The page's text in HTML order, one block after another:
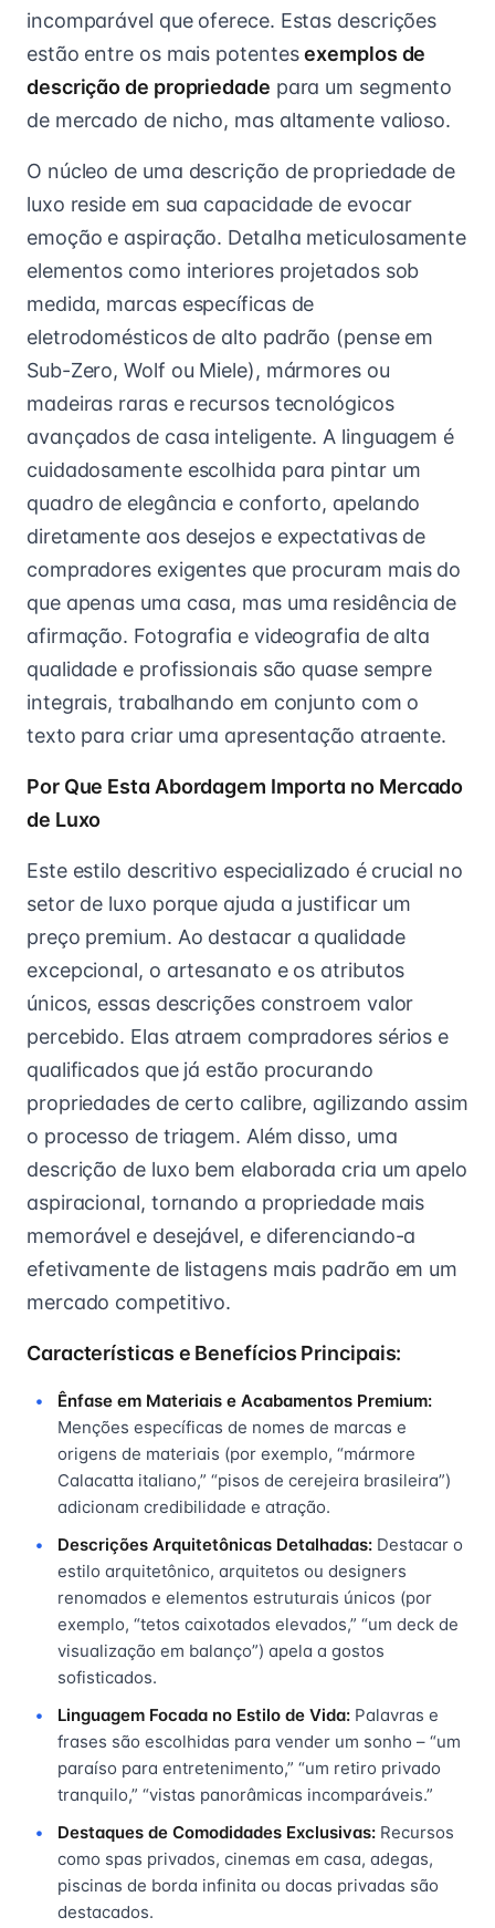
incomparável que oferece. Estas descrições
estão entre os mais potentesexemplos de
descrição de propriedade para um segmento
de mercado de nicho, mas altamente valioso.
O núcleo de uma descrição de propriedade de
luxo reside em sua capacidade de evocar
emoção e aspiração. Detalha meticulosamente
elementos como interiores projetados sob
medida, marcas específicas de
eletrodomésticos de alto padrão (pense em
Sub-Zero, Wolf ou Miele), mármores ou
madeiras raras e recursos tecnológicos
avançados de casa inteligente. A linguagem é
cuidadosamente escolhida para pintar um
quadro de elegância e conforto, apelando
diretamente aos desejos e expectativas de
compradores exigentes que procuram mais do
que apenas uma casa, mas uma residência de
afirmação. Fotografia e videografia de alta
qualidade e profissionais são quase sempre
integrais, trabalhando em conjunto com o
texto para criar uma apresentação atraente.
Por Que Esta Abordagem Importa no Mercado
de Luxo
Este estilo descritivo especializado é crucial no
setor de luxo porque ajuda a justificar um
preço premium. Ao destacar a qualidade
excepcional, o artesanato e os atributos
únicos, essas descrições constroem valor
percebido. Elas atraem compradores sérios e
qualificados que já estão procurando
propriedades de certo calibre, agilizando assim
o processo de triagem. Além disso, uma
descrição de luxo bem elaborada cria um apelo
aspiracional, tornando a propriedade mais
memorável e desejável, e diferenciando-a
efetivamente de listagens mais padrão em um
mercado competitivo.
Características e Benefícios Principais:
Ênfase em Materiais e Acabamentos Premium:
Menções específicas de nomes de marcas e
origens de materiais (por exemplo, “mármore
Calacatta italiano,” “pisos de cerejeira brasileira”)
adicionam credibilidade e atração.
Descrições Arquitetônicas Detalhadas: Destacar o
estilo arquitetônico, arquitetos ou designers
renomados e elementos estruturais únicos (por
exemplo, “tetos caixotados elevados,” “um deck de
visualização em balanço”) apela a gostos
sofisticados.
Linguagem Focada no Estilo de Vida: Palavras e
frases são escolhidas para vender um sonho – “um
paraíso para entretenimento,” “um retiro privado
tranquilo,” “vistas panorâmicas incomparáveis.”
Destaques de Comodidades Exclusivas: Recursos
como spas privados, cinemas em casa, adegas,
piscinas de borda infinita ou docas privadas são
destacados.